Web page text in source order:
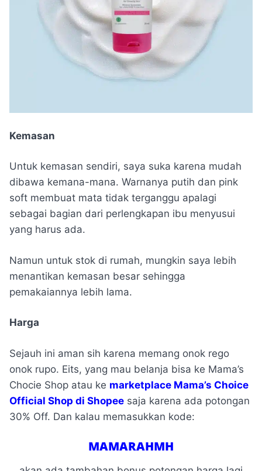
Kemasan
Untuk kemasan sendiri, saya suka karena mudah
dibawa kemana-mana. Warnanya putih dan pink
soft membuat mata tidak terganggu apalagi
sebagai bagian dari perlengkapan ibu menyusui
yang harus ada.
Namun untuk stok di rumah, mungkin saya lebih
menantikan kemasan besar sehingga
pemakaiannya lebih lama.
Harga
Sejauh ini aman sih karena memang onok rego
onok rupo. Eits, yang mau belanja bisa ke Mama’s
Chocie Shop atau ke marketplace Mama’s Choice
Official Shop di Shopee saja karena ada potongan
30% Off. Dan kalau memasukkan kode:
MAMARAHMH